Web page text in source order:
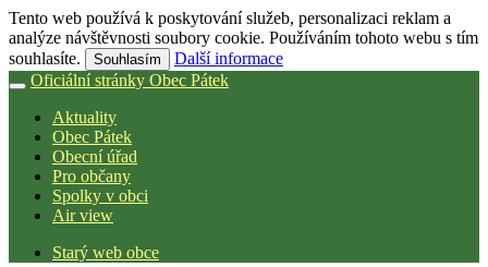
Tento web používá k poskytování služeb, personalizaci reklam a
analýze návštěvnosti soubory cookie. Používáním tohoto webu s tím
souhlasíte.
Souhlasím
Další informace
Oficiální stránky Obec Pátek
Aktuality
Obec Pátek
Obecní úřad
Pro občany
Spolky v obci
Air view
Starý web obce